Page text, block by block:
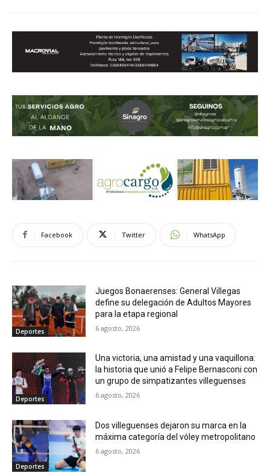
Facebook Twitter WhatsApp
Deportes
Juegos Bonaerenses: General Villegas
define su delegación de Adultos Mayores
para la etapa regional
6 agosto, 2026
Deportes
Una victoria, una amistad y una vaquillona:
la historia que unió a Felipe Bernasconi con
un grupo de simpatizantes villeguenses
6 agosto, 2026
Deportes
Dos villeguenses dejaron su marca en la
máxima categoría del vóley metropolitano
6 agosto, 2026